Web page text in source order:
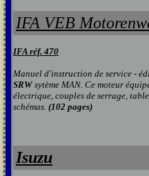
IFA VEB
IFA réf. 470
Manuel d'instruction de service -
SRW sytème MAN. Ce moteur
électrique, couples de serrage,
schémas. (102 pages)
Isuzu